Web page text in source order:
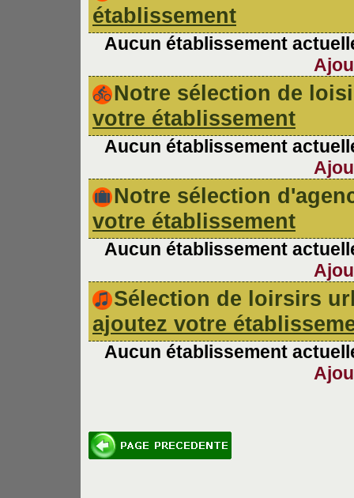
établissement
Aucun établissement
Notre sélection de
votre établissement
Aucun établissement
Notre sélection
votre établissement
Aucun établissement
Sélection de loirsirs
ajoutez votre
Aucun établissement